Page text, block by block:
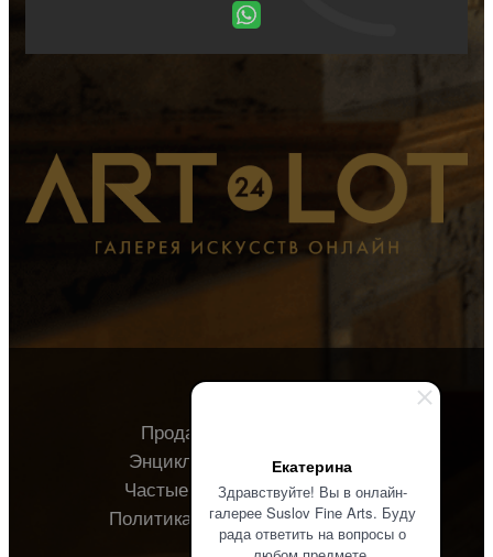
Екатерина
Здравствуйте! Вы в онлайн-
галерее Suslov Fine Arts. Буду
рада ответить на вопросы о
Продавцу
Энциклопедия
О галерее
Частые вопросы
Контакты
Политика конфиденциальности